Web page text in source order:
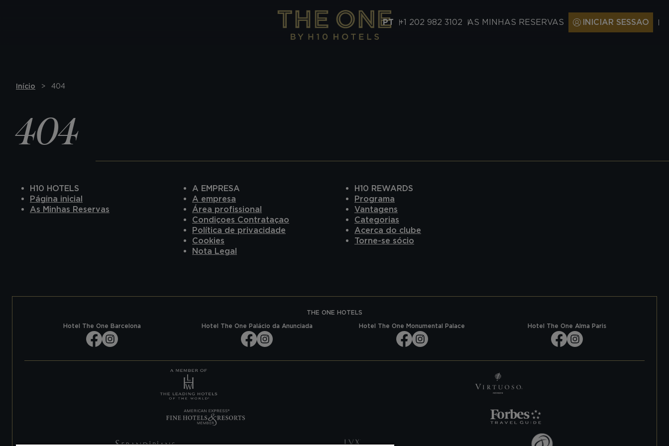
PT +1 202 982 3102 AS MINHAS RESERVAS INICIAR SESSAO
Início 404
404
H10 HOTELS
Página inicial
As Minhas Reservas
A EMPRESA
A empresa
Área profissional
Condiçoes Contrataçao
Política de privacidade
Cookies
Nota Legal
H10 REWARDS
Programa
Vantagens
Categorias
Acerca do clube
Torne-se sócio
THE ONE HOTELS
Hotel The One Barcelona
Hotel The One Palácio da Anunciada Hotel The One Monumental Palace Hotel The One Alma Paris